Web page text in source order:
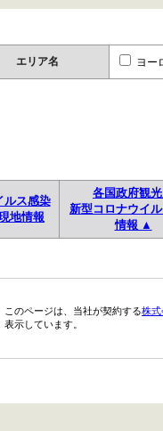
エリア名 ヨー
ルス感染
地情報
各国政府観
新型コロナウイ
情報 ▲
このページは、当社が契約する株式
表示しています。